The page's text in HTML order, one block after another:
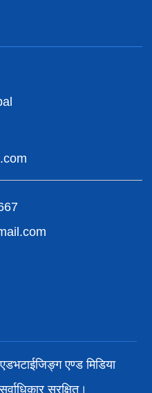
एण्ड मिडिया
सुरक्षित।